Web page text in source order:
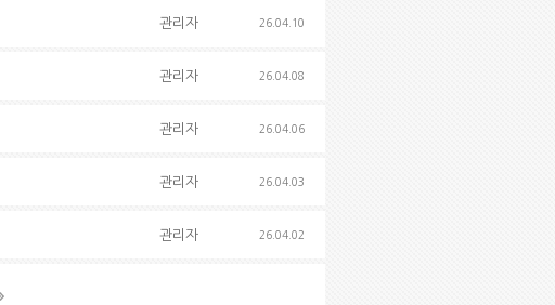
관리자 26.04.10
관리자 26.04.08
관리자 26.04.06
관리자 26.04.03
관리자 26.04.02